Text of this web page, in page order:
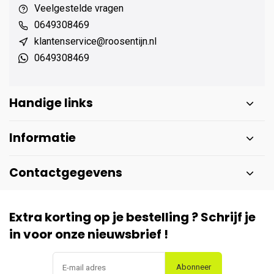
Veelgestelde vragen
0649308469
klantenservice@roosentijn.nl
0649308469
Handige links
Informatie
Contactgegevens
Extra korting op je bestelling ? Schrijf je
in voor onze nieuwsbrief !
Abonneer